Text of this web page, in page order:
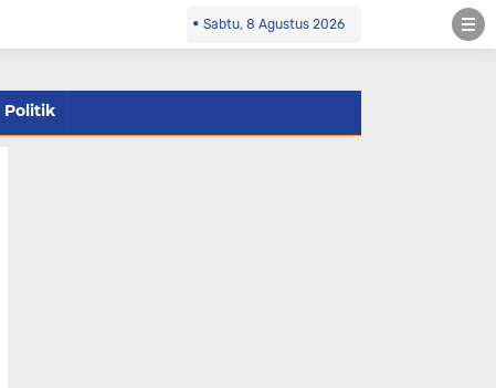
Sabtu, 8 Agustus 2026
Politik